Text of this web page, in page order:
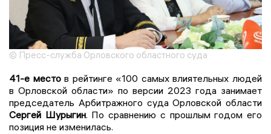
© Пресс-служба Орловского областного суда
41-е местов рейтинге «100 самых влиятельных людей
в Орловской области» по версии 2023 года занимает
председатель Арбитражного суда Орловской области
Сергей Шурыгин. По сравнению с прошлым годом его
позиция не изменилась.